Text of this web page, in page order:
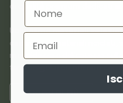
di qualità premium dedicati ai
Utilizziamomateriali
cashmere e materiali riciclati,
morbidezza e delicatezza
termoregolatori,offrono
SCOPRI DI PIÙ